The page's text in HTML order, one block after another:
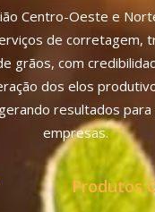
Centro-Oeste e
de corretagem,
grãos, com
dos elos
resultados
empresas.
Produtos